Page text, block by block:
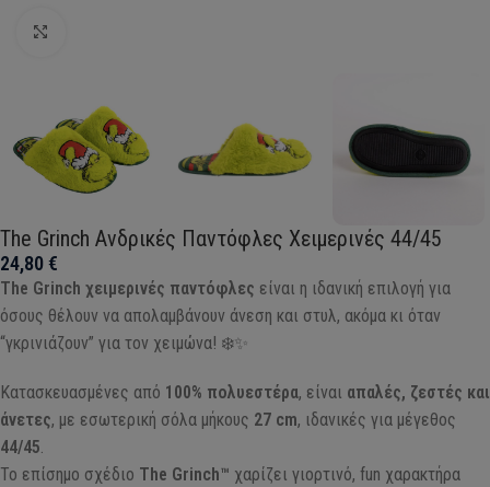
The Grinch Ανδρικές Παντόφλες Χειμερινές 44/45
24,80€
The Grinch χειμερινές παντόφλες είναι η ιδανική επιλογή για
όσους θέλουν να απολαμβάνουν άνεση και στυλ, ακόμα κι όταν
“γκρινιάζουν” για τον χειμώνα! ❄️✨
Κατασκευασμένες από 100% πολυεστέρα, είναι απαλές, ζεστές και
άνετες, με εσωτερική σόλα μήκους 27 cm, ιδανικές για μέγεθος
44/45.
Το επίσημο σχέδιο The Grinch™ χαρίζει γιορτινό, fun χαρακτήρα